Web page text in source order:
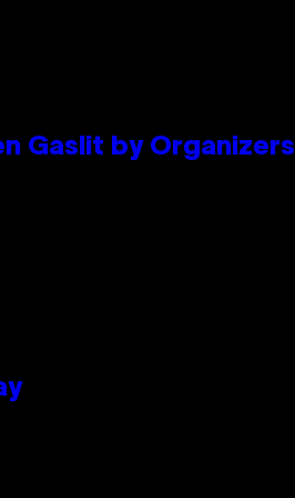
Gaslit by Organizers